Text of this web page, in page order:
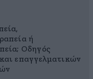
ή
Οδηγός
επαγγελματικών